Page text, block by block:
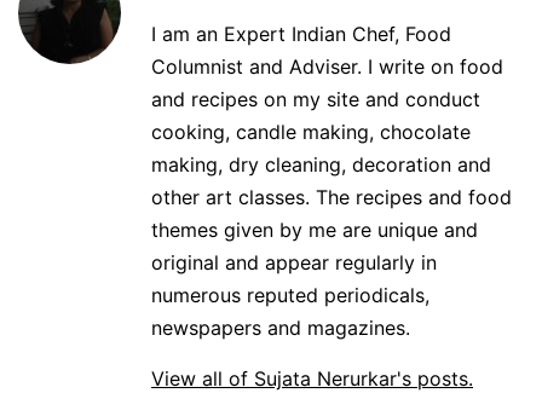
I am an Expert Indian Chef, Food
Columnist and Adviser. I write on food
and recipes on my site and conduct
cooking, candle making, chocolate
making, dry cleaning, decoration and
other art classes. The recipes and food
themes given by me are unique and
original and appear regularly in
numerous reputed periodicals,
newspapers and magazines.
View all of Sujata Nerurkar's posts.